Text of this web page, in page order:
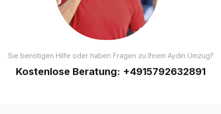
Sie benötigen Hilfe oder haben Fragen zu Ihrem Aydin Umzug?
Kostenlose Beratung: +4915792632891